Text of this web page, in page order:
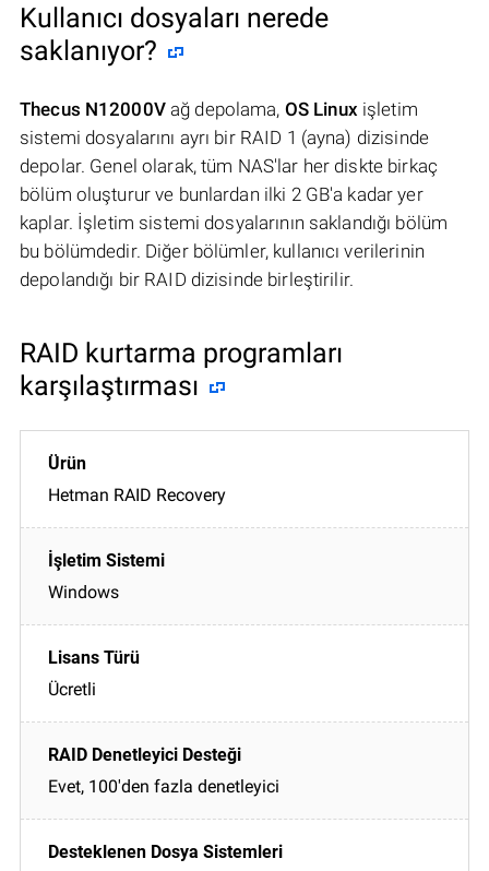
Kullanıcı dosyaları nerede
saklanıyor?
Thecus N12000Vağ depolama, OS Linux işletim
sistemi dosyalarını ayrı bir RAID 1 (ayna) dizisinde
depolar. Genel olarak, tüm NAS'lar her diskte birkaç
bölüm oluşturur ve bunlardan ilki 2 GB'a kadar yer
kaplar. İşletim sistemi dosyalarının saklandığı bölüm
bu bölümdedir. Diğer bölümler, kullanıcı verilerinin
depolandığı bir RAID dizisinde birleştirilir.
RAID kurtarma programları
karşılaştırması
Hetman RAID Recovery
Windows
Ücretli
Evet, 100'den fazla denetleyici